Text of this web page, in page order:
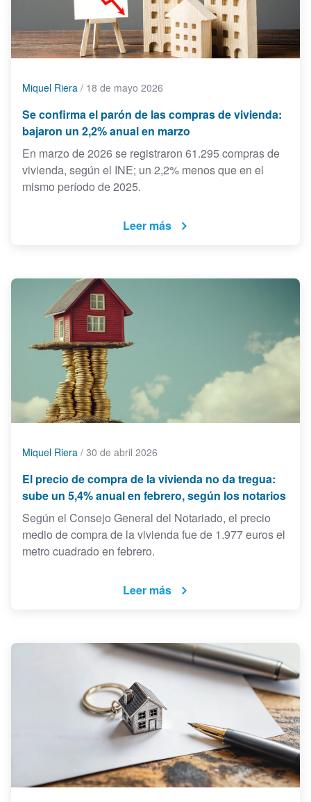
Miquel Riera / 18 de mayo 2026
Se confirma el parón de las compras de vivienda:
bajaron un 2,2% anual en marzo
En marzo de 2026 se registraron 61.295 compras de
vivienda, según el INE; un 2,2% menos que en el
mismo período de 2025.
Leer más
Miquel Riera / 30 de abril 2026
El precio de compra de la vivienda no da tregua:
sube un 5,4% anual en febrero, según los notarios
Según el Consejo General del Notariado, el precio
medio de compra de la vivienda fue de 1.977 euros el
metro cuadrado en febrero.
Leer más